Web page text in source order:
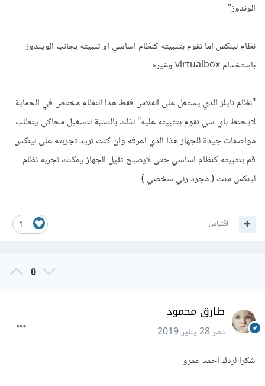
الوندوز"
نظام لينكس اما تقوم بتثبيته كنظام اساسي او تثبيته بجانب الويندوز
باستخدام virtualbox وغيره
"نظام تايلز الذي يشتغل على الفلاش فقط هذا النظام مختص في الحماية
لايحتظ باي شي تقوم بتثبيته عليه" لذلك بالنسبة لتشغيل محاكي يتطلب
مواصفات جيدة للجهاز هذا الذي اعرفه وان كنت تريد تجربته على لينكس
قم بتثبيته كنظام اساسي حتى لايصبح ثقيل الجهاز يمكنك تجربه نظام
لينكس منت ( مجرد رئي شخصي )
1 اقتباس
0
طارق محمود
نشر28 يناير 2019
شكرا لردك احمد عمرو